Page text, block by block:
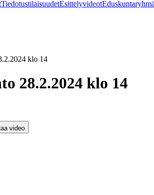
TiedotustilaisuudetEsittelyvideot
klo 14
28.2.2024 klo 14
video